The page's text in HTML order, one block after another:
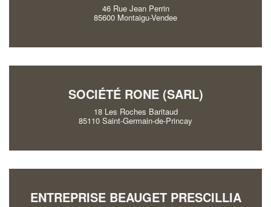
46 Rue Jean Perrin
85600 Montaigu-Vendee
SOCIÉTÉ RONE (SARL)
18 Les Roches Baritaud
85110 Saint-Germain-de-Princay
ENTREPRISE BEAUGET PRESCILLIA